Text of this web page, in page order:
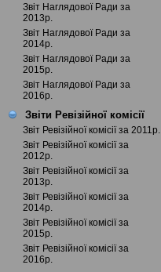
Звіт Наглядової Ради за
2013р.
Звіт Наглядової Ради за
2014р.
Звіт Наглядової Ради за
2015р.
Звіт Наглядової Ради за
2016р.
Звіти Ревізійної комісії
Звіт Ревізійної комісії за 2011р.
Звіт Ревізійної комісії за
2012р.
Звіт Ревізійної комісії за
2013р.
Звіт Ревізійної комісії за
2014р.
Звіт Ревізійної комісії за
2015р.
Звіт Ревізійної комісії за
2016р.